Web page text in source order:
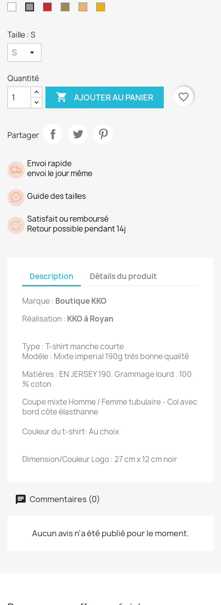
Taille : S
Quantité
 AJOUTER AU PANIER favorite_border
Partager
Envoi rapide
envoi le jour même
Guide des tailles
Satisfait ou remboursé
Retour possible pendant 14j
Description Détails du produit
Marque : Boutique KKO
Réalisation : KKO à Royan
Type : T-shirt manche courte
Modèle : Mixte imperial 190g très bonne qualité
Matières : EN JERSEY 190. Grammage lourd . 100
% coton
Coupe mixte Homme / Femme tubulaire - Col avec
bord côte élasthanne
Couleur du t-shirt: Au choix
Dimension/Couleur Logo : 27 cm x 12 cm noir
Commentaires (0)
Aucun avis n'a été publié pour le moment.